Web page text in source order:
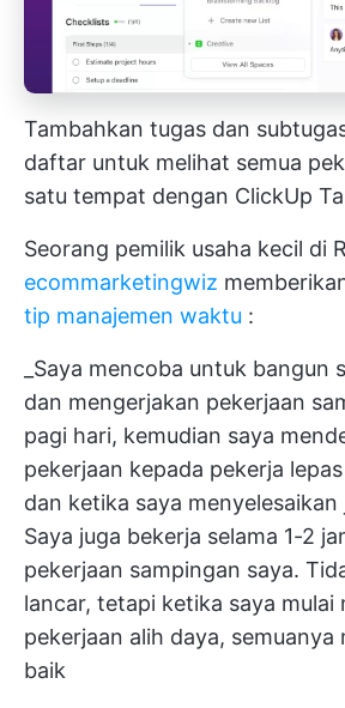
Tambahkan tugas dan
daftar untuk melihat semua
satu tempat dengan ClickUp
Seorang pemilik usaha kecil di
ecommarketingwiz
tip manajemen waktu :
_Saya mencoba untuk bangun
dan mengerjakan pekerjaan
pagi hari, kemudian saya
pekerjaan kepada pekerja
dan ketika saya
Saya juga bekerja selama 1-2
pekerjaan sampingan saya.
lancar, tetapi ketika saya mulai
pekerjaan alih daya, semuanya
baik